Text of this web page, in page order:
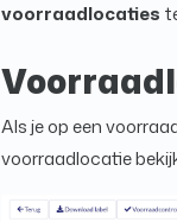
voorraadlocaties
Als je op een
voorraadlocatie